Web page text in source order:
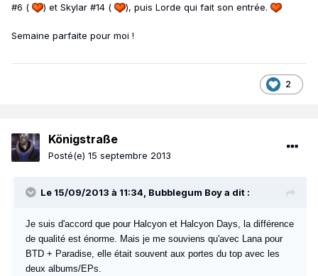
#6 (
) et Skylar #14 ( ), puis Lorde qui fait son entrée.
Semaine parfaite pour moi !
2
Königstraße
Posté(e) 15 septembre 2013
Le 15/09/2013 à 11:34, Bubblegum Boy a dit :
Je suis d'accord que pour Halcyon et Halcyon Days, la différence
de qualité est énorme. Mais je me souviens qu'avec Lana pour
BTD + Paradise, elle était souvent aux portes du top avec les
deux albums/EPs.